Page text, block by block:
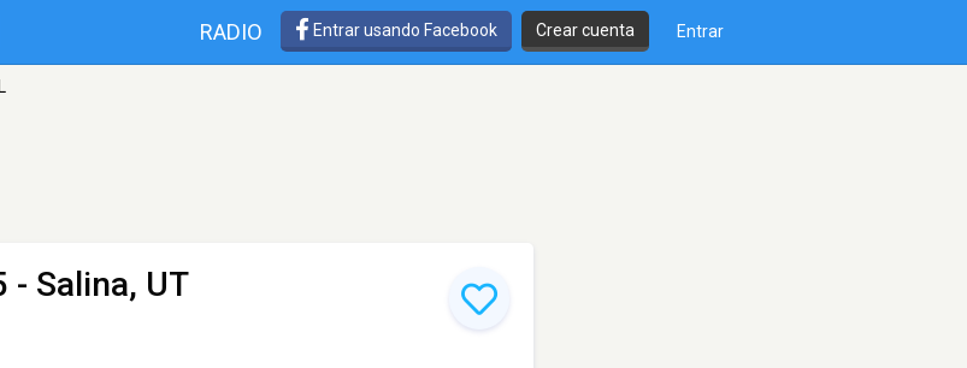
RADIO Entrar usando Facebook Crear cuenta Entrar
- Salina, UT